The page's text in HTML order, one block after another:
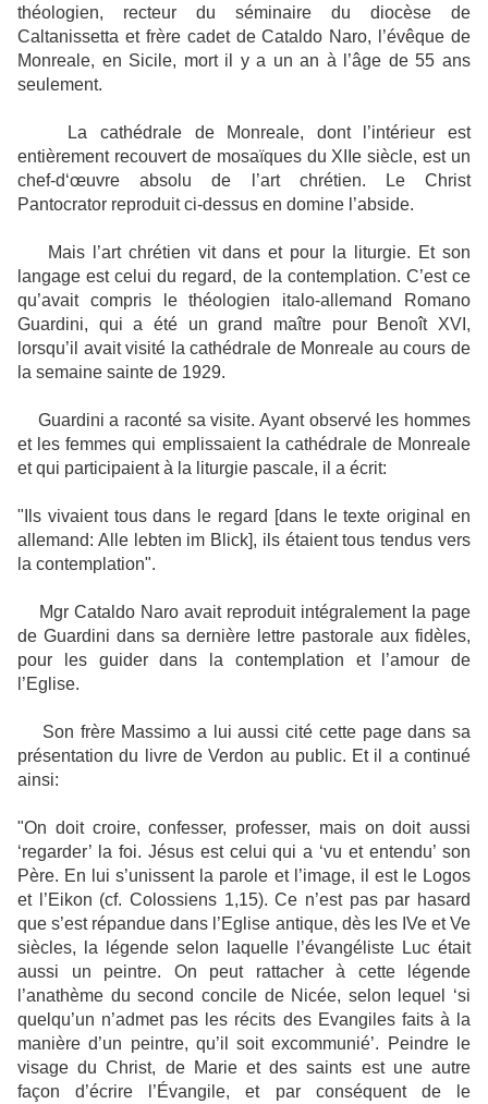
théologien, recteur du séminaire du diocèse de
Caltanissetta et frère cadet de Cataldo Naro, l’évêque de
Monreale, en Sicile, mort il y a un an à l’âge de 55 ans
seulement.
La cathédrale de Monreale, dont l’intérieur est
entièrement recouvert de mosaïques du XIIe siècle, est un
chef-d‘œuvre absolu de l’art chrétien. Le Christ
Pantocrator reproduit ci-dessus en domine l’abside.
Mais l’art chrétien vit dans et pour la liturgie. Et son
langage est celui du regard, de la contemplation. C’est ce
qu’avait compris le théologien italo-allemand Romano
Guardini, qui a été un grand maître pour Benoît XVI,
lorsqu’il avait visité la cathédrale de Monreale au cours de
la semaine sainte de 1929.
Guardini a raconté sa visite. Ayant observé les hommes
et les femmes qui emplissaient la cathédrale de Monreale
et qui participaient à la liturgie pascale, il a écrit:
"Ils vivaient tous dans le regard [dans le texte original en
allemand: Alle lebten im Blick], ils étaient tous tendus vers
la contemplation".
Mgr Cataldo Naro avait reproduit intégralement la page
de Guardini dans sa dernière lettre pastorale aux fidèles,
pour les guider dans la contemplation et l’amour de
l’Eglise.
Son frère Massimo a lui aussi cité cette page dans sa
présentation du livre de Verdon au public. Et il a continué
ainsi:
"On doit croire, confesser, professer, mais on doit aussi
‘regarder’ la foi. Jésus est celui qui a ‘vu et entendu’ son
Père. En lui s’unissent la parole et l’image, il est le Logos
et l’Eikon (cf. Colossiens 1,15). Ce n’est pas par hasard
que s’est répandue dans l’Eglise antique, dès les IVe et Ve
siècles, la légende selon laquelle l’évangéliste Luc était
aussi un peintre. On peut rattacher à cette légende
l’anathème du second concile de Nicée, selon lequel ‘si
quelqu’un n’admet pas les récits des Evangiles faits à la
manière d’un peintre, qu’il soit excommunié’. Peindre le
visage du Christ, de Marie et des saints est une autre
façon d’écrire l’Évangile, et par conséquent de le